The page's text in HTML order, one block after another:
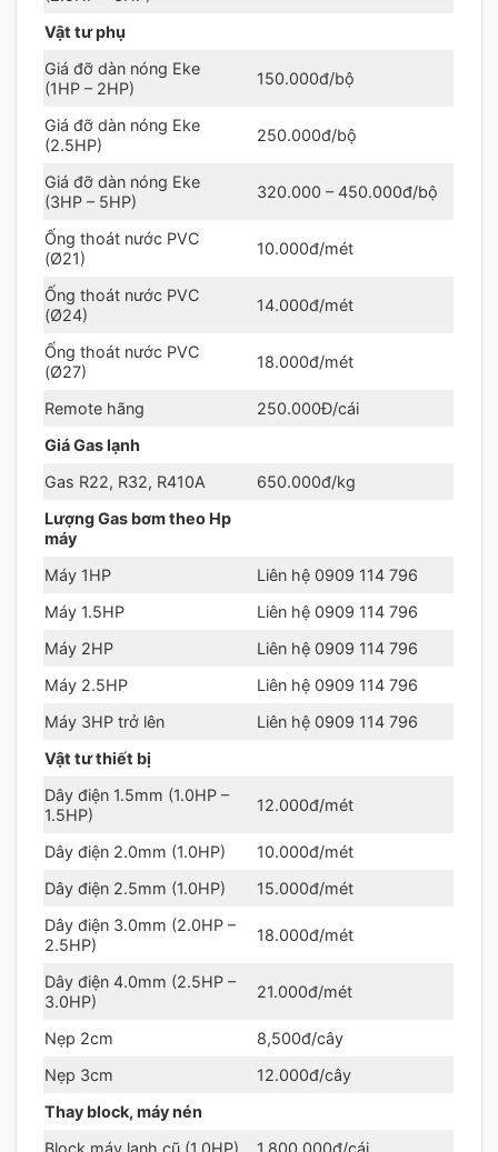
Vật tư phụ
Giá đỡ dàn nóng Eke
(1HP – 2HP)
150.000đ/bộ
Giá đỡ dàn nóng Eke
(2.5HP)
250.000đ/bộ
Giá đỡ dàn nóng Eke
(3HP – 5HP)
320.000 – 450.000đ/bộ
Ống thoát nước PVC
(Ø21)
10.000đ/mét
Ống thoát nước PVC
(Ø24)
14.000đ/mét
Ống thoát nước PVC
(Ø27)
18.000đ/mét
Remote hãng
250.000Đ/cái
Giá Gas lạnh
Gas R22, R32, R410A
650.000đ/kg
Lượng Gas bơm theo Hp
máy
Máy 1HP
Liên hệ 0909 114 796
Máy 1.5HP
Liên hệ 0909 114 796
Máy 2HP
Liên hệ 0909 114 796
Máy 2.5HP
Liên hệ 0909 114 796
Máy 3HP trở lên
Liên hệ 0909 114 796
Vật tư thiết bị
Dây điện 1.5mm (1.0HP –
1.5HP)
12.000đ/mét
Dây điện 2.0mm (1.0HP)
10.000đ/mét
Dây điện 2.5mm (1.0HP)
15.000đ/mét
Dây điện 3.0mm (2.0HP –
2.5HP)
18.000đ/mét
Dây điện 4.0mm (2.5HP –
3.0HP)
21.000đ/mét
Nẹp 2cm
8,500đ/cây
Nẹp 3cm
12.000đ/cây
Thay block, máy nén